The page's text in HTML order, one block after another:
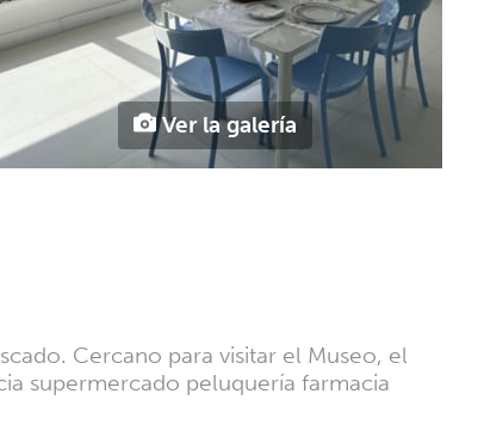
Ver la galería
Cercano para visitar el Museo, el
supermercado peluquería farmacia